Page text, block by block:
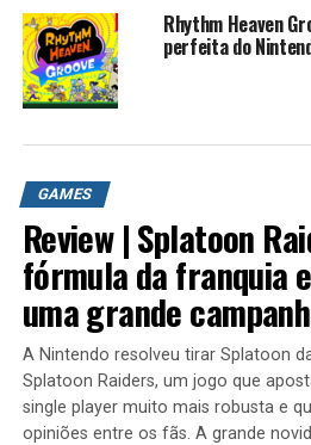
Rhythm Heaven
perfeita do
GAMES
Review | Splatoon
fórmula da franquia
uma grande
A Nintendo resolveu tirar Splatoon
Splatoon Raiders, um jogo que
single player muito mais robusta e
opiniões entre os fãs. A grande